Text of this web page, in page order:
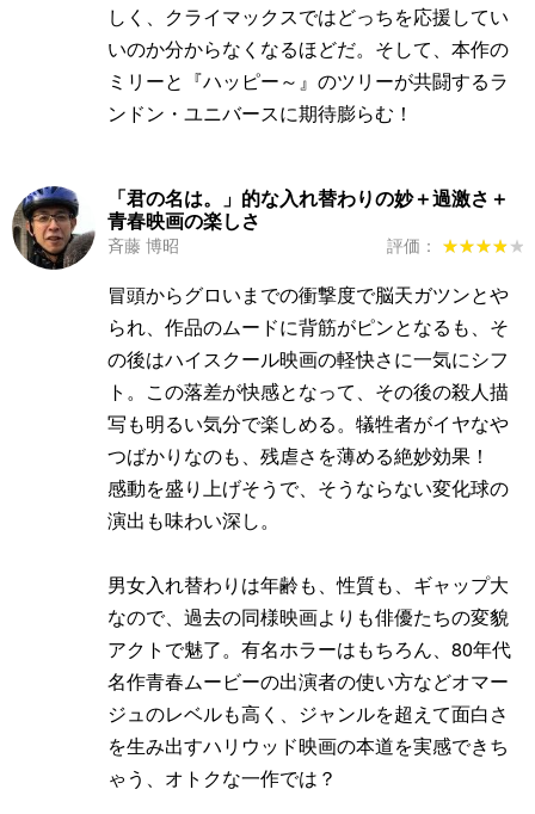
しく、クライマックスではどっちを応援してい
いのか分からなくなるほどだ。そして、本作の
ミリーと『ハッピー～』のツリーが共闘するラ
ンドン・ユニバースに期待膨らむ！
「君の名は。」的な入れ替わりの妙＋過激さ＋
青春映画の楽しさ
斉藤 博昭 評価： ★★★★★
★★★★★
冒頭からグロいまでの衝撃度で脳天ガツンとや
られ、作品のムードに背筋がピンとなるも、そ
の後はハイスクール映画の軽快さに一気にシフ
ト。この落差が快感となって、その後の殺人描
写も明るい気分で楽しめる。犠牲者がイヤなや
つばかりなのも、残虐さを薄める絶妙効果！
感動を盛り上げそうで、そうならない変化球の
演出も味わい深し。
男女入れ替わりは年齢も、性質も、ギャップ大
なので、過去の同様映画よりも俳優たちの変貌
アクトで魅了。有名ホラーはもちろん、80年代
名作青春ムービーの出演者の使い方などオマー
ジュのレベルも高く、ジャンルを超えて面白さ
を生み出すハリウッド映画の本道を実感できち
ゃう、オトクな一作では？